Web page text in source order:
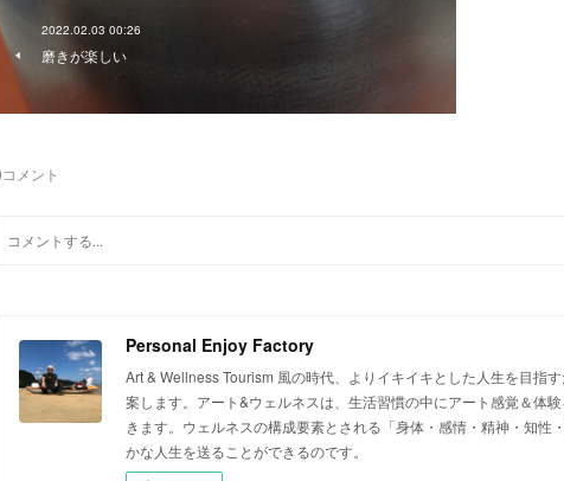
2022.02.03 00:26
磨きが楽しい
コメント
Personal Enjoy Factory
Art & Wellness Tourism 風の時代、よりイキイキとした人生を目指
案します。アート&ウェルネスは、生活習慣の中にアート感覚＆体
きます。ウェルネスの構成要素とされる「身体・感情・精神・知
かな人生を送ることができるのです。